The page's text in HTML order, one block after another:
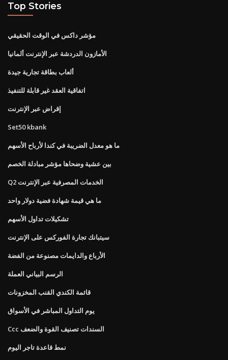
Top Stories
مؤشر داكس في الوقت الحقيقي
الأمازون الدردشة عبر الإنترنت ألمانيا
ألعاب بطاقة تجارية جيدة
اتفاقية العقد غير قابلة للتنفيذ
إقراض عبر الإنترنت
Set50 kbank
ما هو معدل الضريبة في كندا لأرباح الأسهم
بين عشية وضحاها مؤشر مبادلة الخصم
Q2 الخدمات المصرفية عبر الإنترنت
ما هي قيمة شهادة فضية دولار واحد
تشكيلات تداول الأسهم
سيتبانك تجارة الفوركس على الإنترنت
الأرباع والدايمات مصنوعة من الفضة
الرسم البياني العملة
قائمة الكندي القنب المخزونات
يوم التداول المباشر في الأسواق
Ccc السندات تصنيف القوة والضعف
نمط قاعدة تاجر اليوم